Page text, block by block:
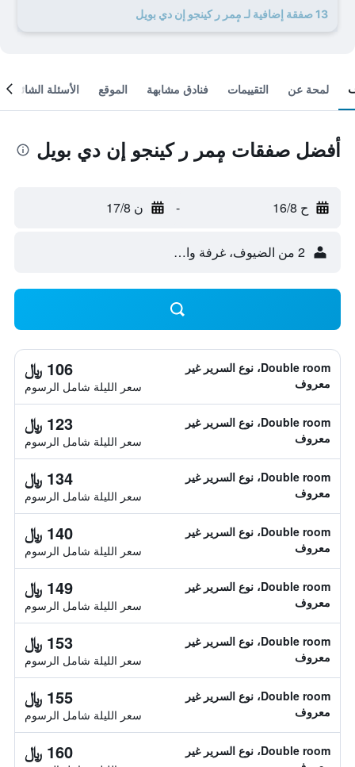
13 صفقة إضافية لـ مٕمر ر كينجو إن دي بويل
لمحة عن التقييمات فنادق مشابهة الموقع الأسئلة الشائعة
أفضل صفقات مٕمر ر كينجو إن دي بويل
ح 16/8 - ن 17/8
2 من الضيوف، غرفة واحدة
Double room، نوع السرير غير
معروف
106 ﷼
سعر الليلة شامل الرسوم
Double room، نوع السرير غير
معروف
123 ﷼
سعر الليلة شامل الرسوم
Double room، نوع السرير غير
معروف
134 ﷼
سعر الليلة شامل الرسوم
Double room، نوع السرير غير
معروف
140 ﷼
سعر الليلة شامل الرسوم
Double room، نوع السرير غير
معروف
149 ﷼
سعر الليلة شامل الرسوم
Double room، نوع السرير غير
معروف
153 ﷼
سعر الليلة شامل الرسوم
Double room، نوع السرير غير
معروف
155 ﷼
سعر الليلة شامل الرسوم
Double room، نوع السرير غير
160 ﷼